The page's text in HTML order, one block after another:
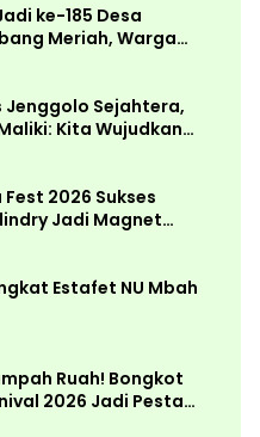
ke-185 Desa
Meriah, Warga
Karnaval Budaya
Jenggolo Sejahtera,
Kita Wujudkan
dengan Potensi
2026 Sukses
Jadi Magnet
Estafet NU Mbah
Ruah! Bongkot
2026 Jadi Pesta
di Peterongan